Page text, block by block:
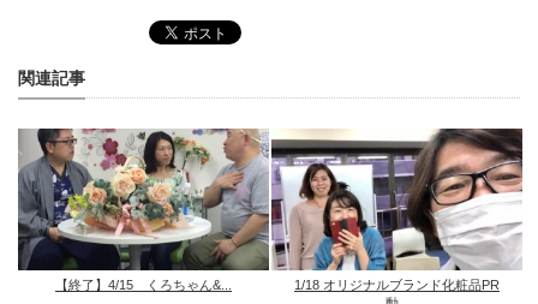
関連記事
【終了】4/15 くろちゃん&...
1/18 オリジナルブランド化粧品PR